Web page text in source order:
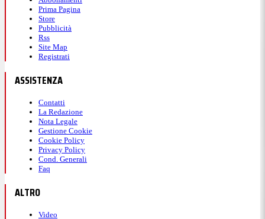
Prima Pagina
Store
Pubblicità
Rss
Site Map
Registrati
ASSISTENZA
Contatti
La Redazione
Nota Legale
Gestione Cookie
Cookie Policy
Privacy Policy
Cond. Generali
Faq
ALTRO
Video